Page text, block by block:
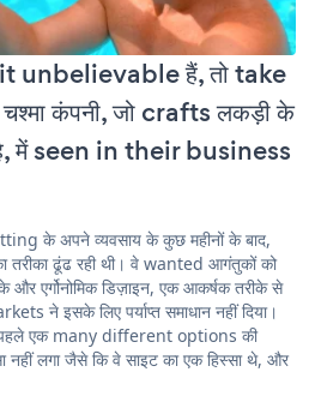
unbelievable हैं, तो take
कंपनी, जो crafts लकड़ी के
है, में seen in their business
के अपने व्यवसाय के कुछ महीनों के बाद,
ढूंढ रही थी। वे wanted आगंतुकों को
और एर्गोनोमिक डिज़ाइन, एक आकर्षक तरीके से
ने इसके लिए पर्याप्त समाधान नहीं दिया।
पहले एक many different options की
नहीं लगा जैसे कि वे साइट का एक हिस्सा थे, और